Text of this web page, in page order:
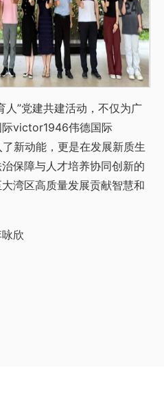
人”党建共建活动，不仅为广
际victor1946​伟德国际
新动能，更是在发展新质生
保障与人才培养协同创新的
湾区高质量发展贡献智慧和
欣